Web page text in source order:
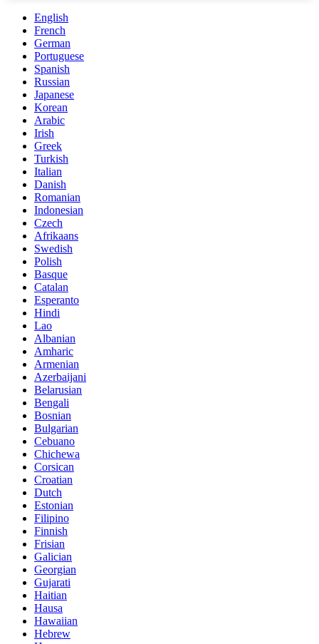
English
French
German
Portuguese
Spanish
Russian
Japanese
Korean
Arabic
Irish
Greek
Turkish
Italian
Danish
Romanian
Indonesian
Czech
Afrikaans
Swedish
Polish
Basque
Catalan
Esperanto
Hindi
Lao
Albanian
Amharic
Armenian
Azerbaijani
Belarusian
Bengali
Bosnian
Bulgarian
Cebuano
Chichewa
Corsican
Croatian
Dutch
Estonian
Filipino
Finnish
Frisian
Galician
Georgian
Gujarati
Haitian
Hausa
Hawaiian
Hebrew